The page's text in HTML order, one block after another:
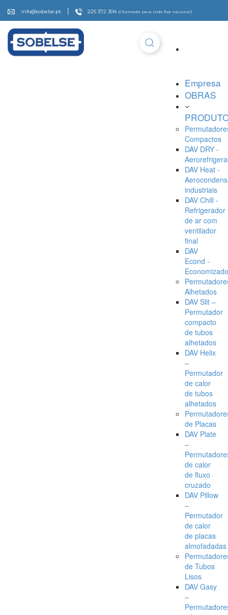
info@sobelse.pt | 225 372 304 (Chamada para rede fixa nacional)
Empresa
OBRAS
Compactos
DAV DRY -
DAV Heat -
industriais
DAV Chill -
Refrigerador
de ar com
ventilador
final
DAV
Econd -
Alhetados
DAV Slit –
Permutador
compacto
de tubos
alhetados
DAV Helix
–
Permutador
de calor
de tubos
alhetados
de Placas
DAV Plate
–
de calor
de fluxo
cruzado
DAV Pillow
–
Permutador
de calor
de placas
almofadadas
de Tubos
Lisos
DAV Gasy
–